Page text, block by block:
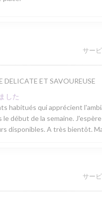
サー
ET SAVOUREUSE
した
habitués qui apprécient
début de la semaine.
disponibles. A très bientôt.
サー